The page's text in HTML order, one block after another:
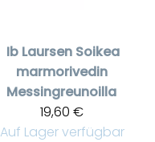
Ib Laursen Soikea
marmorivedin
Messingreunoilla
19,60 €
Auf Lager verfügbar